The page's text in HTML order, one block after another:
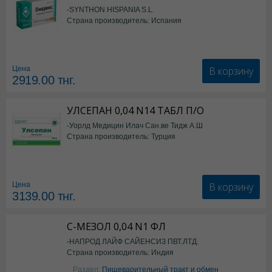
-SYNTHON HISPANIA S.L.
Страна производитель: Испания
Цена
2919.00тнг.
В корзину
УЛСЕПАН 0,04 N14 ТАБЛ П/О
-Уорлд Медицин Илач Сан.ве Тидж А.Ш
Страна производитель: Турция
Цена
3139.00тнг.
В корзину
С-МЕЗОЛ 0,04 N1 ФЛ
-НАПРОД ЛАЙФ САЙЕНСИЗ ПВТ.ЛТД.
Страна производитель: Индия
Раздел: Пищеварительный тракт и обмен